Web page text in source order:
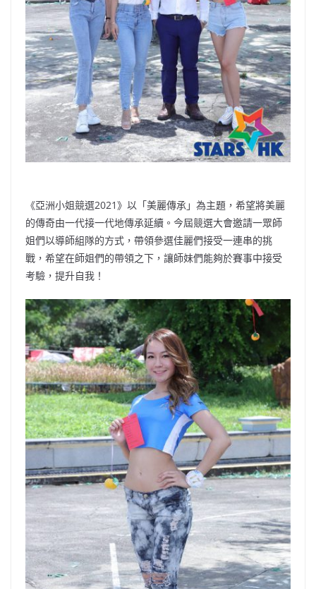
《亞洲小姐競選2021》以「美麗傳承」為主題，希望將美麗
的傳奇由一代接一代地傳承延續。今屆競選大會邀請一眾師
姐們以導師組隊的方式，帶領參選佳麗們接受一連串的挑
戰，希望在師姐們的帶領之下，讓師妹們能夠於賽事中接受
考驗，提升自我！